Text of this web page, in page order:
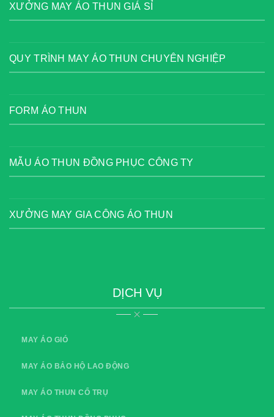
XƯỞNG MAY ÁO THUN GIÁ SỈ
QUY TRÌNH MAY ÁO THUN CHUYÊN NGHIỆP
FORM ÁO THUN
MẪU ÁO THUN ĐỒNG PHỤC CÔNG TY
XƯỞNG MAY GIA CÔNG ÁO THUN
DỊCH VỤ
MAY ÁO GIÓ
MAY ÁO BẢO HỘ LAO ĐỘNG
MAY ÁO THUN CỔ TRỤ